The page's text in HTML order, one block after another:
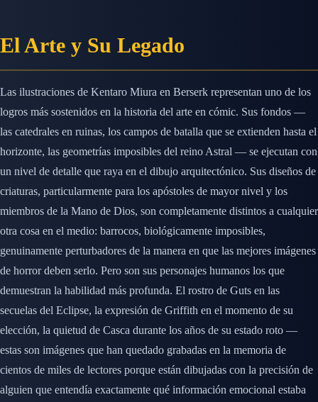
El Arte y Su Legado
Las ilustraciones de Kentaro Miura en Berserk representan uno de los
logros más sostenidos en la historia del arte en cómic. Sus fondos —
las catedrales en ruinas, los campos de batalla que se extienden hasta el
horizonte, las geometrías imposibles del reino Astral — se ejecutan con
un nivel de detalle que raya en el dibujo arquitectónico. Sus diseños de
criaturas, particularmente para los apóstoles de mayor nivel y los
miembros de la Mano de Dios, son completamente distintos a cualquier
otra cosa en el medio: barrocos, biológicamente imposibles,
genuinamente perturbadores de la manera en que las mejores imágenes
de horror deben serlo. Pero son sus personajes humanos los que
demuestran la habilidad más profunda. El rostro de Guts en las
secuelas del Eclipse, la expresión de Griffith en el momento de su
elección, la quietud de Casca durante los años de su estado roto —
estas son imágenes que han quedado grabadas en la memoria de
cientos de miles de lectores porque están dibujadas con la precisión de
alguien que entendía exactamente qué información emocional estaba